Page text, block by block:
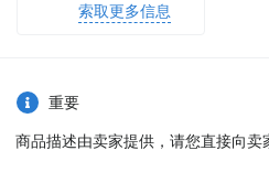
索取更多信息
重要
商品描述由卖家提供，请您直接向卖